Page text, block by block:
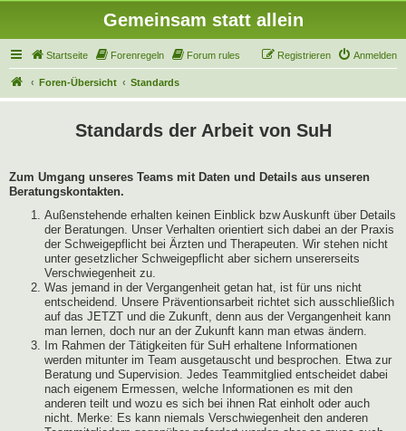
Gemeinsam statt allein
Startseite Forenregeln Forum rules Anmelden
Registrieren
Foren-Übersicht Standards
Standards der Arbeit von SuH
Zum Umgang unseres Teams mit Daten und Details aus unseren
Beratungskontakten.
Außenstehende erhalten keinen Einblick bzw Auskunft über Details
der Beratungen. Unser Verhalten orientiert sich dabei an der Praxis
der Schweigepflicht bei Ärzten und Therapeuten. Wir stehen nicht
unter gesetzlicher Schweigepflicht aber sichern unsererseits
Verschwiegenheit zu.
Was jemand in der Vergangenheit getan hat, ist für uns nicht
entscheidend. Unsere Präventionsarbeit richtet sich ausschließlich
auf das JETZT und die Zukunft, denn aus der Vergangenheit kann
man lernen, doch nur an der Zukunft kann man etwas ändern.
Im Rahmen der Tätigkeiten für SuH erhaltene Informationen
werden mitunter im Team ausgetauscht und besprochen. Etwa zur
Beratung und Supervision. Jedes Teammitglied entscheidet dabei
nach eigenem Ermessen, welche Informationen es mit den
anderen teilt und wozu es sich bei ihnen Rat einholt oder auch
nicht. Merke: Es kann niemals Verschwiegenheit den anderen